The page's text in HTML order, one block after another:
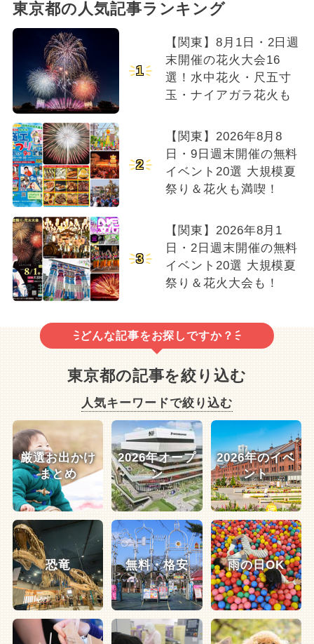
東京都の人気記事ランキング
1
【関東】8月1日・2日週
末開催の花火大会16
選！水中花火・尺五寸
玉・ナイアガラ花火も
2
【関東】2026年8月8
日・9日週末開催の無料
イベント20選 大規模夏
祭り＆花火も満喫！
3
【関東】2026年8月1
日・2日週末開催の無料
イベント20選 大規模夏
祭り＆花火大会も！
どんな記事をお探しですか？
東京都の記事を絞り込む
人気キーワードで絞り込む
厳選お出かけ
まとめ
2026年オープ
ン
2026年のイベ
ント
恐竜 無料・格安 雨の日OK